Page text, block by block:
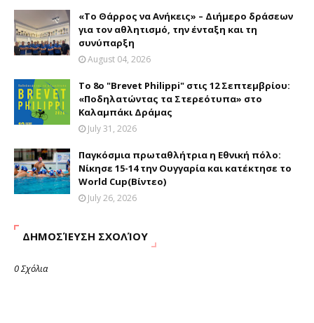
«Το Θάρρος να Ανήκεις» – Διήμερο δράσεων
για τον αθλητισμό, την ένταξη και τη
συνύπαρξη
August 04, 2026
Το 8ο "Brevet Philippi" στις 12 Σεπτεμβρίου:
«Ποδηλατώντας τα Στερεότυπα» στο
Καλαμπάκι Δράμας
July 31, 2026
Παγκόσμια πρωταθλήτρια η Εθνική πόλο:
Νίκησε 15-14 την Ουγγαρία και κατέκτησε το
World Cup(Βίντεο)
July 26, 2026
ΔΗΜΟΣΊΕΥΣΗ ΣΧΟΛΊΟΥ
0 Σχόλια